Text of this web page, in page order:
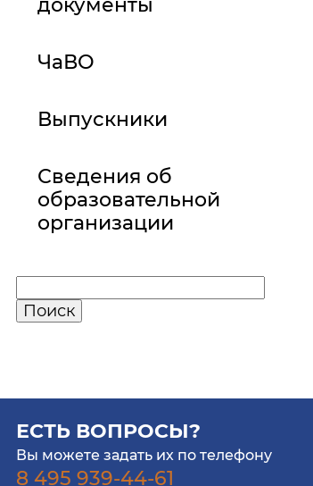
документы
ЧаВО
Выпускники
Сведения об
образовательной
организации
ЕСТЬ ВОПРОСЫ?
Вы можете задать их по телефону
8 495 939-44-61